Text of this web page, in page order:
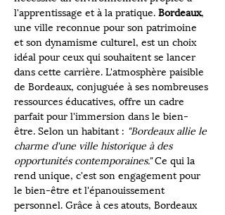
l'apprentissage et à la pratique. Bordeaux,
une ville reconnue pour son patrimoine
et son dynamisme culturel, est un choix
idéal pour ceux qui souhaitent se lancer
dans cette carrière. L'atmosphère paisible
de Bordeaux, conjuguée à ses nombreuses
ressources éducatives, offre un cadre
parfait pour l'immersion dans le bien-
être. Selon un habitant : "Bordeaux allie le
charme d'une ville historique à des
opportunités contemporaines." Ce qui la
rend unique, c'est son engagement pour
le bien-être et l'épanouissement
personnel. Grâce à ces atouts, Bordeaux